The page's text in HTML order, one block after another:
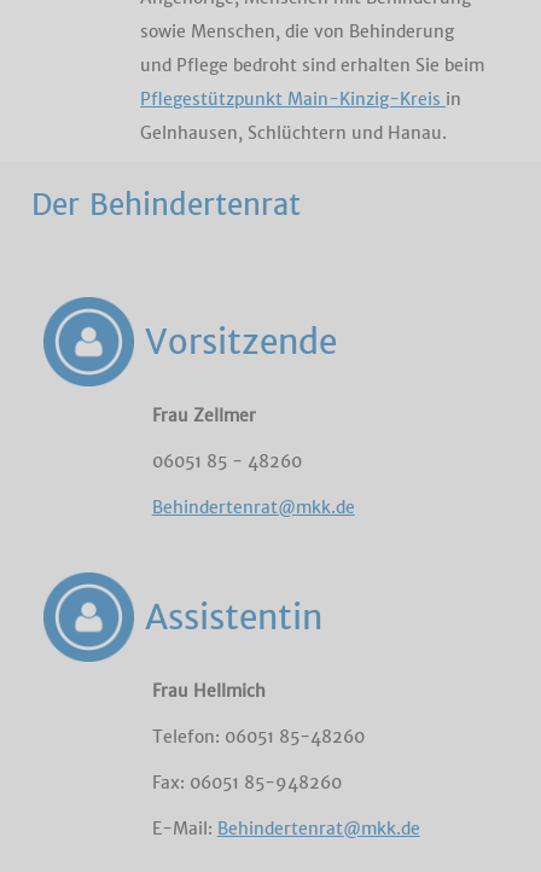
sowie Menschen, die von Behinderung
und Pflege bedroht sind erhalten Sie beim
Pflegestützpunkt Main-Kinzig-Kreis in
Gelnhausen, Schlüchtern und Hanau.
Der Behindertenrat
Vorsitzende
Frau Zellmer
06051 85 - 48260
Behindertenrat@mkk.de
Assistentin
Frau Hellmich
Telefon: 06051 85-48260
Fax: 06051 85-948260
E-Mail: Behindertenrat@mkk.de